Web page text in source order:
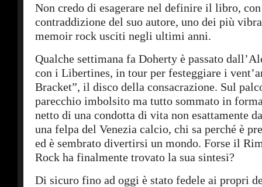
Non credo di esagerare nel definire il libro,
contraddizione del suo autore, uno dei più
memoir rock usciti negli ultimi anni.
Qualche settimana fa Doherty è passato
con i Libertines, in tour per festeggiare i
Bracket”, il disco della consacrazione. Sul
parecchio imbolsito ma tutto sommato in
netto di una condotta di vita non esattamente
una felpa del Venezia calcio, chi sa perché è
ed è sembrato divertirsi un mondo. Forse il
Rock ha finalmente trovato la sua sintesi?
Di sicuro fino ad oggi è stato fedele ai propri